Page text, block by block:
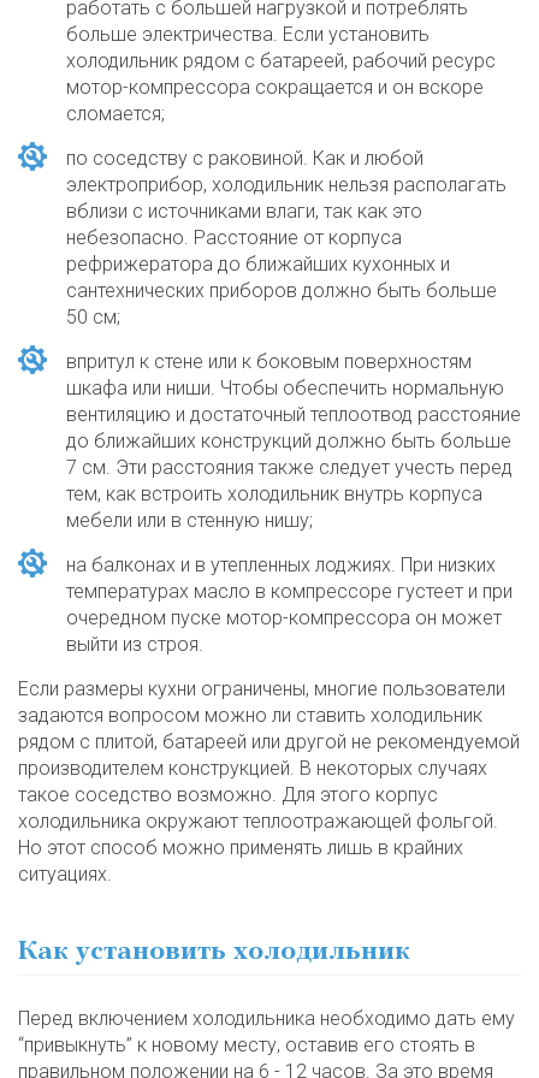
работать с большей нагрузкой и потреблять
больше электричества. Если установить
холодильник рядом с батареей, рабочий ресурс
мотор-компрессора сокращается и он вскоре
сломается;
по соседству с раковиной. Как и любой
электроприбор, холодильник нельзя располагать
вблизи с источниками влаги, так как это
небезопасно. Расстояние от корпуса
рефрижератора до ближайших кухонных и
сантехнических приборов должно быть больше
50 см;
впритул к стене или к боковым поверхностям
шкафа или ниши. Чтобы обеспечить нормальную
вентиляцию и достаточный теплоотвод расстояние
до ближайших конструкций должно быть больше
7 см. Эти расстояния также следует учесть перед
тем, как встроить холодильник внутрь корпуса
мебели или в стенную нишу;
на балконах и в утепленных лоджиях. При низких
температурах масло в компрессоре густеет и при
очередном пуске мотор-компрессора он может
выйти из строя.
Если размеры кухни ограничены, многие пользователи
задаются вопросом можно ли ставить холодильник
рядом с плитой, батареей или другой не рекомендуемой
производителем конструкцией. В некоторых случаях
такое соседство возможно. Для этого корпус
холодильника окружают теплоотражающей фольгой.
Но этот способ можно применять лишь в крайних
ситуациях.
Как установить холодильник
Перед включением холодильника необходимо дать ему
“привыкнуть” к новому месту, оставив его стоять в
правильном положении на 6 - 12 часов. За это время